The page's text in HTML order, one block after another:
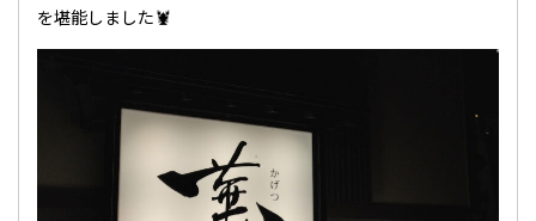
を堪能しました🦞